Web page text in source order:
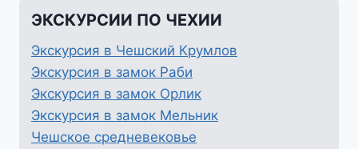
ЭКСКУРСИИ ПО ЧЕХИИ
Экскурсия в Чешский Крумлов
Экскурсия в замок Раби
Экскурсия в замок Орлик
Экскурсия в замок Мельник
Чешское средневековье